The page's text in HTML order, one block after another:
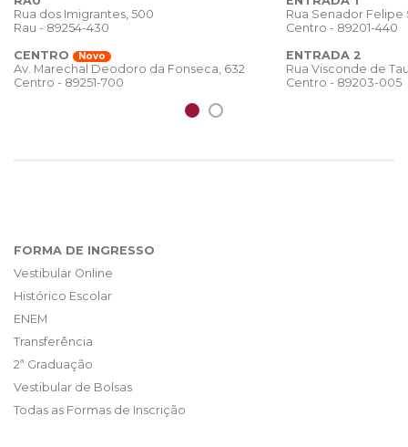
Rua dos Imigrantes, 500
Rau - 89254-430
CENTRO
Novo
Av. Marechal Deodoro da Fonseca, 632
Centro - 89251-700
Rua Senador
Centro - 89201-440
ENTRADA 2
Rua Visconde de
Centro - 89203-005
FORMA DE INGRESSO
Vestibular Online
Histórico Escolar
ENEM
Transferência
2ª Graduação
Vestibular de Bolsas
Todas as Formas de Inscrição